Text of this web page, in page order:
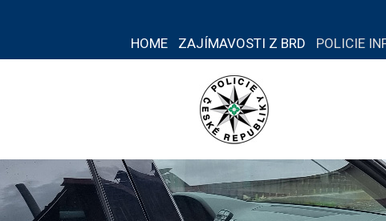
HOME ZAJÍMAVOSTI Z BRD POLICIE